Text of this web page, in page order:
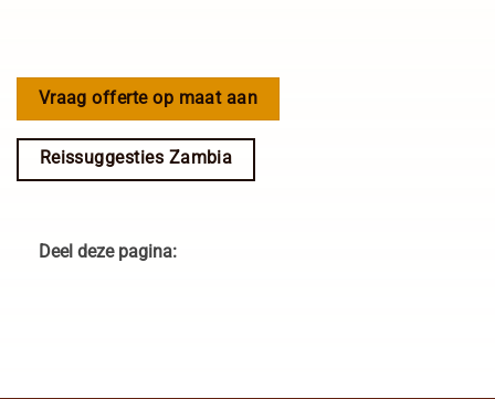
Vraag offerte op maat aan
Reissuggesties Zambia
Deel deze pagina: